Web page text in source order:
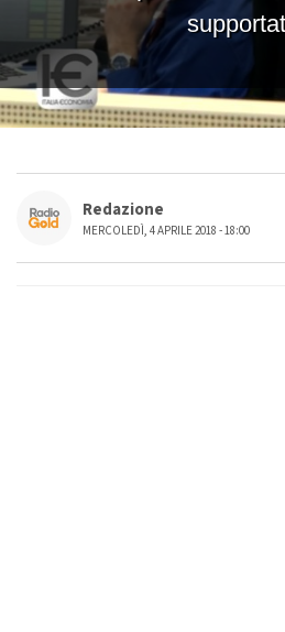
Redazione
MERCOLEDÌ, 4 APRILE 2018 - 18:00